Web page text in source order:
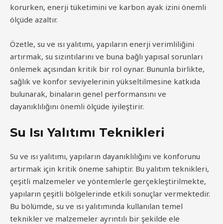
korurken, enerji tüketimini ve karbon ayak izini önemli
ölçüde azaltır.
Özetle, su ve ısı yalıtımı, yapıların enerji verimliliğini
artırmak, su sızıntılarını ve buna bağlı yapısal sorunları
önlemek açısından kritik bir rol oynar. Bununla birlikte,
sağlık ve konfor seviyelerinin yükseltilmesine katkıda
bulunarak, binaların genel performansını ve
dayanıklılığını önemli ölçüde iyileştirir.
Su Isı Yalıtımı Teknikleri
Su ve ısı yalıtımı, yapıların dayanıklılığını ve konforunu
artırmak için kritik öneme sahiptir. Bu yalıtım teknikleri,
çeşitli malzemeler ve yöntemlerle gerçekleştirilmekte,
yapıların çeşitli bölgelerinde etkili sonuçlar vermektedir.
Bu bölümde, su ve ısı yalıtımında kullanılan temel
teknikler ve malzemeler ayrıntılı bir şekilde ele